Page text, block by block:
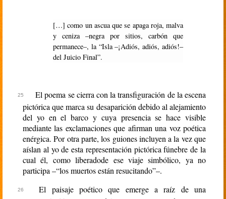
[…] como un ascua que se apaga roja, malva
y ceniza –negra por sitios, carbón que
permanece–, la “Isla –¡Adiós, adiós, adiós!–
del Juicio Final”.
El poema se cierra con la transfiguración de la escena
pictórica que marca su desaparición debido al alejamiento
del yo en el barco y cuya presencia se hace visible
mediante las exclamaciones que afirman una voz poética
enérgica. Por otra parte, los guiones incluyen a la vez que
aíslan al yo de esta representación pictórica fúnebre de la
cual él, como liberadode ese viaje simbólico, ya no
participa –“los muertos están resucitando”–.
El paisaje poético que emerge a raíz de una